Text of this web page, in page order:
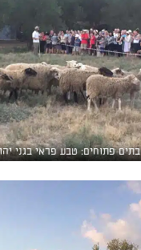
בתים פתוחים: טבע פראי בגני